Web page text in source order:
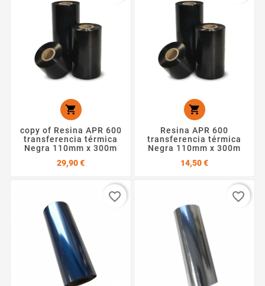

copy of Resina APR 600
transferencia térmica
Negra 110mm x 300m
29,90 €Precio

Resina APR 600
transferencia térmica
Negra 110mm x 300m
14,50 €Precio
favorite_border favorite_border